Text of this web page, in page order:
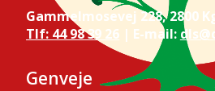
Gammelmosevej 228, 2800
Tlf: 44 98 39 26 | E-mail:
Genveje